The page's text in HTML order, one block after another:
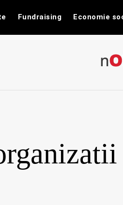
Fundraising Economie